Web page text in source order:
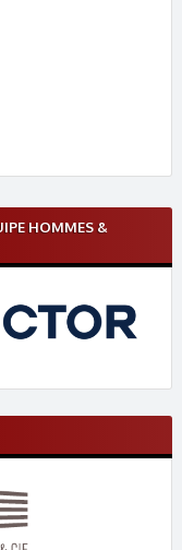
HOMMES &